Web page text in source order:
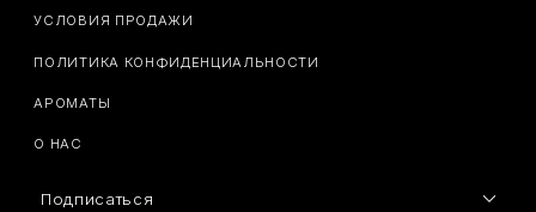
УСЛОВИЯ ПРОДАЖИ
ПОЛИТИКА КОНФИДЕНЦИАЛЬНОСТИ
АРОМАТЫ
О НАС
Подписаться